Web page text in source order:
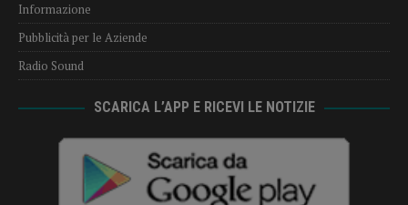
Informazione
Pubblicità per le Aziende
Radio Sound
SCARICA L’APP E RICEVI LE NOTIZIE